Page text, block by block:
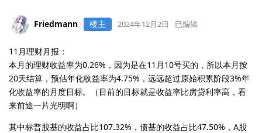
Friedmann 楼主 2024年12月2日 已编辑
11月理财月报：
本月的理财收益率为0.26%，因为是在11月10号买的，所以本月按
20天结算，预估年化收益率为4.75%，远远超过原始积累阶段3%年
化收益率的月度目标。（目前的目标就是收益率比房贷利率高，看
来前途一片光明啊）
其中标普股基的收益占比107.32%，债基的收益占比47.50%，A股